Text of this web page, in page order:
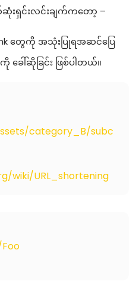
းရှင်းလင်းချက်ကတော့ –
တွေကို အသုံးပြုရအဆင်ပြေ
ေါ်ဆိုခြင်း ဖြစ်ပါတယ်။
category_B/subc
wiki/URL_shortening